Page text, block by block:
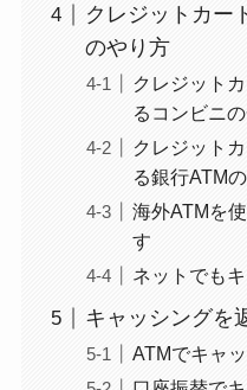
クレジットカー
のやり方
クレジット
るコンビニ
クレジット
る銀行ATM
海外ATMを
す
ネットでも
キャッシングを
ATMでキャ